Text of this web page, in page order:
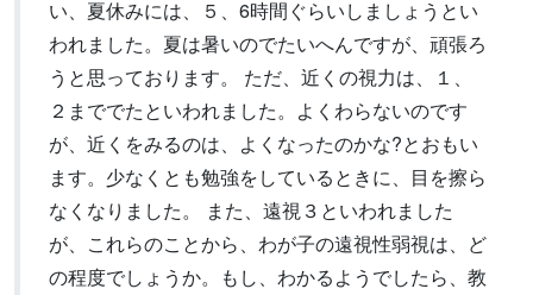
い、夏休みには、５、6時間ぐらいしましょうとい
われました。夏は暑いのでたいへんですが、頑張ろ
うと思っております。 ただ、近くの視力は、１、
２まででたといわれました。よくわらないのです
が、近くをみるのは、よくなったのかな?とおもい
ます。少なくとも勉強をしているときに、目を擦ら
なくなりました。 また、遠視３といわれました
が、これらのことから、わが子の遠視性弱視は、ど
の程度でしょうか。もし、わかるようでしたら、教